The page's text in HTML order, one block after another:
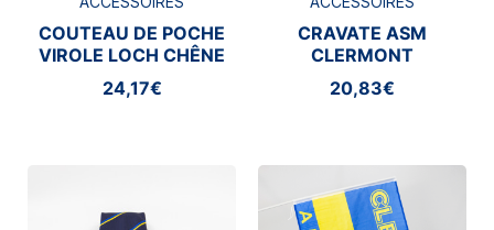
COUTEAU DE POCHE
VIROLE LOCH CHÊNE
ASM CLERMONT
24,17€
CRAVATE ASM
CLERMONT
20,83€